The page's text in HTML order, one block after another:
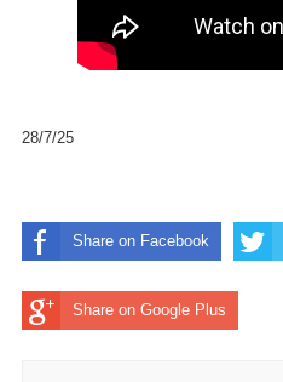
28/7/25
Share on Facebook
Share on Google Plus